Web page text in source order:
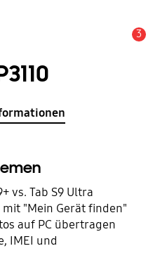
3
vs. Tab S9 Ultra
"Mein Gerät finden"
auf PC übertragen
IMEI und